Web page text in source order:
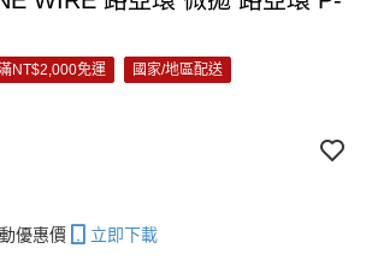
NT$2,000免運 國家/地區配送
優惠價 立即下載